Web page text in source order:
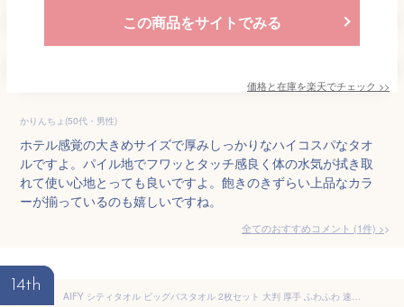
この商品をサイトでみる
価格と在庫を楽天でチェック >>
かりんちょ(50代・男性)
ホテル感覚の大きめサイズで厚みしっかりなハイコスパなタオ
ルですよ。パイル地でフワッとタッチ感良く体の水気が拭き取
れて使い心地とっても良いですよ。飽きのきずらい上品なカラ
ーが揃っているのも嬉しいですね。
全てのおすすめコメント (1件) >
14th
AIFY シティタオル ビッグバスタオル 2枚セット 大判 厚手 ふわふわ 速乾 吸水 耐久性 綿 ホテル仕様 抗菌 防臭 無地 肌にやさしい エステ サロン 一人暮らし 新生活 ギフト 70×140cm ライトグレー